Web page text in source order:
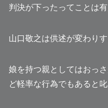
判決が下ったってことは
山口敬之は供述が変わり
娘を持つ親としてはおっ
ど軽率な行為でもあると